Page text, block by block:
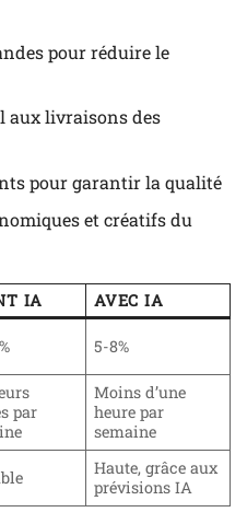
pour réduire le
aux livraisons des
pour garantir la qualité
et créatifs du
IA
AVEC IA
5-8%
par
Moins d’une
heure par
semaine
Haute, grâce aux
prévisions IA